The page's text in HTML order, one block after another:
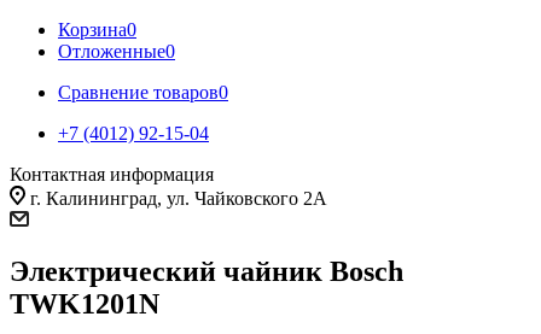
Корзина0
Отложенные0
Сравнение товаров0
+7 (4012) 92-15-04
Контактная информация
г. Калининград, ул. Чайковского 2А
Электрический чайник Bosch
TWK1201N